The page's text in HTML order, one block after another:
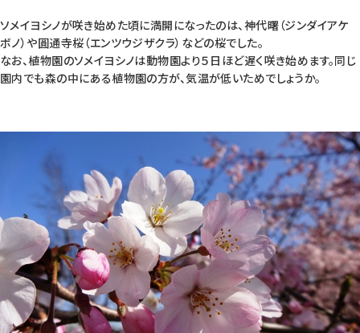
ソメイヨシノが咲き始めた頃に満開になったのは、神代曙（ジンダイアケ
ボノ）や圓通寺桜（エンツウジザクラ）などの桜でした。
なお、植物園のソメイヨシノは動物園より５日ほど遅く咲き始めます。同じ
園内でも森の中にある植物園の方が、気温が低いためでしょうか。